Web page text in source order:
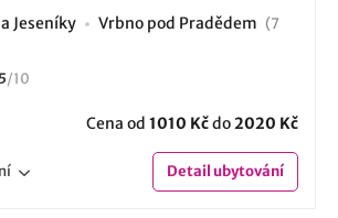
Jeseníky Vrbno pod Pradědem (7
/10
Cena od 1010 Kčdo2020 Kč
Detailubytování